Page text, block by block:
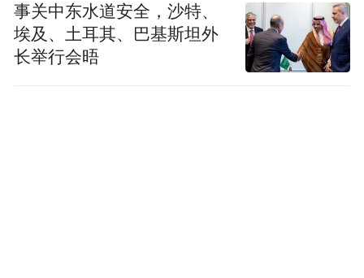
事关中东水道安全，沙特、
埃及、土耳其、巴基斯坦外
长举行会晤